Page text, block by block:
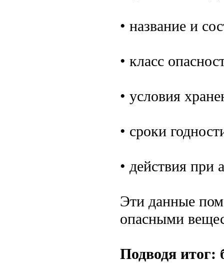
• название и
• класс
• условия
• сроки
• действия при
Эти данные
опасными
Подводя итог: